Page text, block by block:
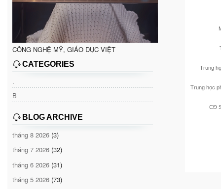
CÔNG NGHỆ MỸ, GIÁO DỤC VIỆT
CATEGORIES
.
B
BLOG ARCHIVE
tháng 8 2026 (3)
tháng 7 2026 (32)
tháng 6 2026 (31)
tháng 5 2026 (73)
Trung
Trung học
CĐ